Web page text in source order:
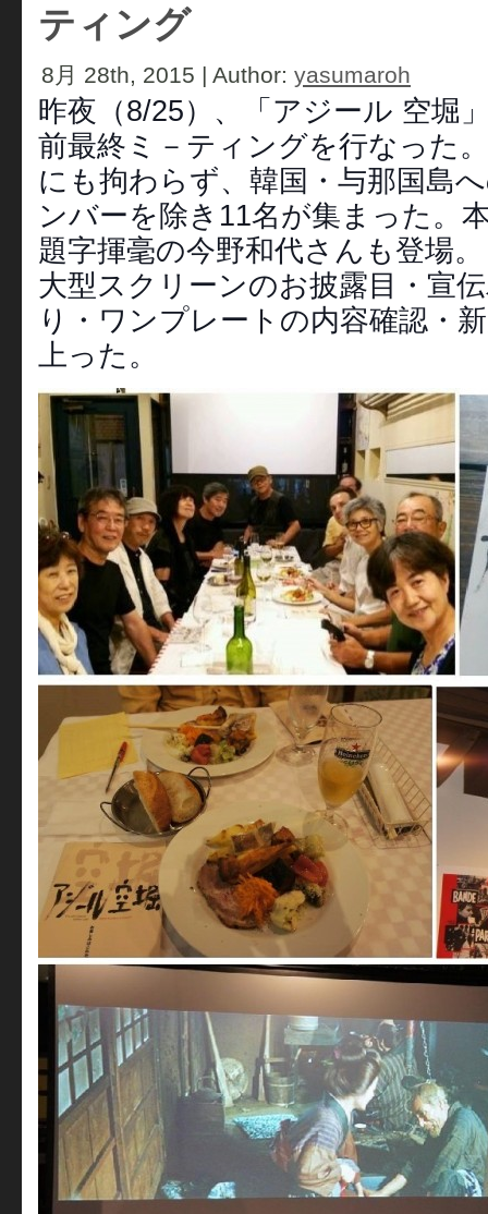
ティング
8月 28th, 2015 | Author: yasumaroh
昨夜（8/25）、「アジール 空堀
前最終ミ－ティングを行なった
にも拘わらず、韓国・与那国島
ンバーを除き11名が集まった。
題字揮毫の今野和代さんも登場。
大型スクリーンのお披露目・宣
り・ワンプレートの内容確認・
上った。